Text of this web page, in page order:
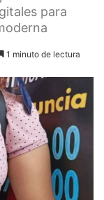
para
1 minuto de lectura